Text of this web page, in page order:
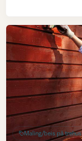
Maling/beis på trehus